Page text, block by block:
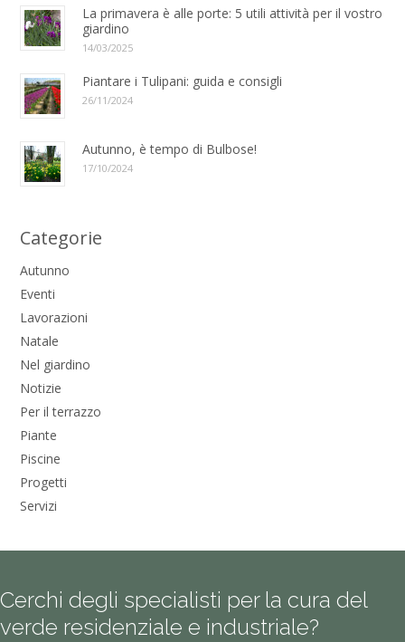
La primavera è alle porte: 5 utili attività per il vostro
giardino
14/03/2025
Piantare i Tulipani: guida e consigli
26/11/2024
Autunno, è tempo di Bulbose!
17/10/2024
Categorie
Autunno
Eventi
Lavorazioni
Natale
Nel giardino
Notizie
Per il terrazzo
Piante
Piscine
Progetti
Servizi
Cerchi degli specialisti per la cura del
verde residenziale e industriale?